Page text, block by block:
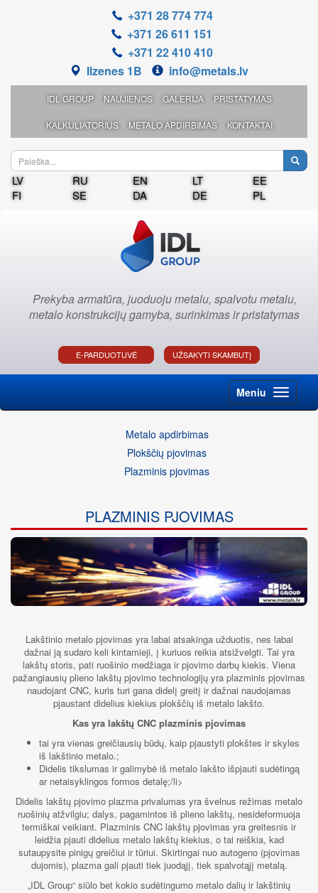
+371 28 774 774
+371 26 611 151
+371 22 410 410
Ilzenes 1B
info@metals.lv
IDL GROUP NAUJIENOS GALERIJA PRISTATYMAS
KALKULIATORIUS METALO APDIRBIMAS KONTAKTAI
LV RU EN LT
EE
FI
SE DA DE PL
Prekyba armatūra, juoduoju metalu, spalvotu metalu,
metalo konstrukcijų gamyba, surinkimas ir pristatymas
E-PARDUOTUVĖ UŽSAKYTI SKAMBUTĮ
Meniu
Metalo apdirbimas
Plokščių pjovimas
Plazminis pjovimas
PLAZMINIS PJOVIMAS
Lakštinio metalo pjovimas yra labai atsakinga užduotis, nes labai
dažnai ją sudaro keli kintamieji, į kuriuos reikia atsižvelgti. Tai yra
lakštų storis, pati ruošinio medžiaga ir pjovimo darbų kiekis. Viena
pažangiausių plieno lakštų pjovimo technologijų yra plazminis pjovimas
naudojant CNC, kuris turi gana didelį greitį ir dažnai naudojamas
pjaustant didelius kiekius plokščių iš metalo lakšto.
Kas yra lakštų CNC plazminis pjovimas
tai yra vienas greičiausių būdų, kaip pjaustyti plokštes ir skyles
iš lakštinio metalo.;
Didelis tikslumas ir galimybė iš metalo lakšto išpjauti sudėtingą
ar netaisyklingos formos detalę;/li>
Didelis lakštų pjovimo plazma privalumas yra švelnus režimas metalo
ruošinių atžvilgiu; dalys, pagamintos iš plieno lakštų, nesideformuoja
termiškai veikiant. Plazminis CNC lakštų pjovimas yra greitesnis ir
leidžia pjauti didelius metalo lakštų kiekius, o tai reiškia, kad
sutaupysite pinigų greičiui ir tūriui. Skirtingai nuo autogeno (pjovimas
dujomis), plazma gali pjauti tiek juodąjį, tiek spalvotąjį metalą.
„IDL Group“ siūlo bet kokio sudėtingumo metalo dalių ir lakštinių